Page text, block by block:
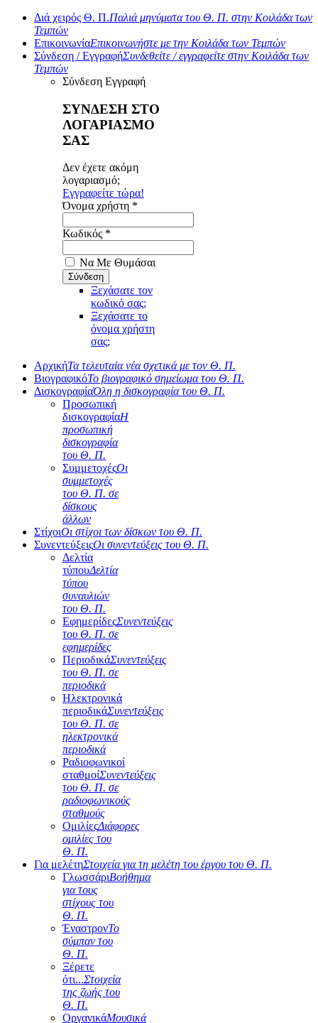
Διά χειρός Θ. Π.Παλιά μηνύματα του Θ. Π. στην Κοιλάδα των
Τεμπών
ΕπικοινωνίαΕπικοινωνήστε με την Κοιλάδα των Τεμπών
Σύνδεση / ΕγγραφήΣυνδεθείτε / εγγραφείτε στην Κοιλάδα των
Τεμπών
Σύνδεση Εγγραφή
ΣΥΝΔΕΣΗ ΣΤΟ
ΛΟΓΑΡΙΑΣΜΟ
ΣΑΣ
Δεν έχετε ακόμη
λογαριασμό;
Εγγραφείτε τώρα!
Όνομα χρήστη *
Κωδικός *
Να Με Θυμάσαι
Ξεχάσατε τον
κωδικό σας;
Ξεχάσατε το
όνομα χρήστη
σας;
ΑρχικήΤα τελευταία νέα σχετικά με τον Θ. Π.
ΒιογραφικόΤο βιογραφικό σημείωμα του Θ. Π.
ΔισκογραφίαΌλη η δισκογραφία του Θ. Π.
Προσωπική
δισκογραφίαΗ
προσωπική
δισκογραφία
του Θ. Π.
ΣυμμετοχέςΟι
συμμετοχές
του Θ. Π. σε
δίσκους
άλλων
ΣτίχοιΟι στίχοι των δίσκων του Θ. Π.
ΣυνεντεύξειςΟι συνεντεύξεις του Θ. Π.
Δελτία
τύπουΔελτία
τύπου
συναυλιών
του Θ. Π.
ΕφημερίδεςΣυνεντεύξεις
του Θ. Π. σε
εφημερίδες
ΠεριοδικάΣυνεντεύξεις
του Θ. Π. σε
περιοδικά
Ηλεκτρονικά
περιοδικάΣυνεντεύξεις
του Θ. Π. σε
ηλεκτρονικά
περιοδικά
Ραδιοφωνικοί
σταθμοίΣυνεντεύξεις
του Θ. Π. σε
ραδιοφωνικούς
σταθμούς
ΟμιλίεςΔιάφορες
ομιλίες του
Θ. Π.
Για μελέτηΣτοιχεία για τη μελέτη του έργου του Θ. Π.
ΓλωσσάριΒοήθημα
για τους
στίχους του
Θ. Π.
ΈναστρονΤο
σύμπαν του
Θ. Π.
Ξέρετε
ότι...Στοιχεία
της ζωής του
Θ. Π.
ΟργανικάΜουσικά